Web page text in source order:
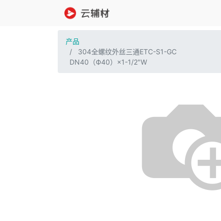
产品
304全螺纹外丝三通ETC-S1-GC
DN40（Ф40）×1-1/2"W